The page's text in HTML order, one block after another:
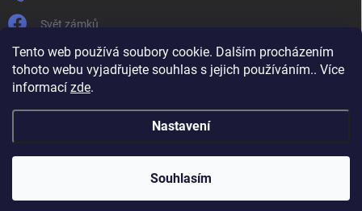
Tento web používá soubory cookie. Dalším procházením
tohoto webu vyjadřujete souhlas s jejich používáním.. Více
informací zde.
Nastavení
Souhlasím
Svět zámků
svetzamku.cz
Jak nakupovat
Podmínky ochrany osobních údajů
Svět zámků. Všechna práva vyhrazena.